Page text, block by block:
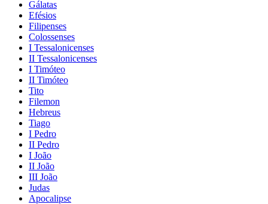
Gálatas
Efésios
Filipenses
Colossenses
I Tessalonicenses
II Tessalonicenses
I Timóteo
II Timóteo
Tito
Filemon
Hebreus
Tiago
I Pedro
II Pedro
I João
II João
III João
Judas
Apocalipse